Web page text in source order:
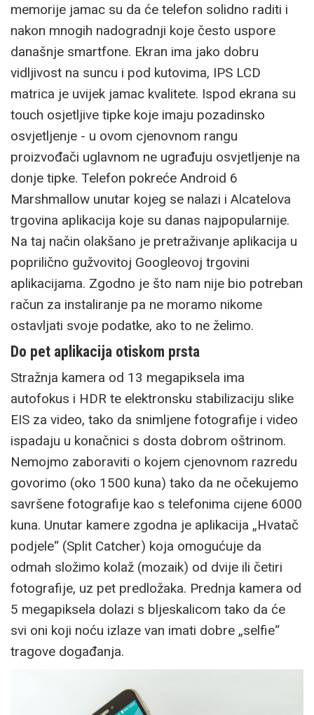
memorije jamac su da će telefon solidno raditi i
nakon mnogih nadogradnji koje često uspore
današnje smartfone. Ekran ima jako dobru
vidljivost na suncu i pod kutovima, IPS LCD
matrica je uvijek jamac kvalitete. Ispod ekrana su
touch osjetljive tipke koje imaju pozadinsko
osvjetljenje - u ovom cjenovnom rangu
proizvođači uglavnom ne ugrađuju osvjetljenje na
donje tipke. Telefon pokreće Android 6
Marshmallow unutar kojeg se nalazi i Alcatelova
trgovina aplikacija koje su danas najpopularnije.
Na taj način olakšano je pretraživanje aplikacija u
poprilično gužvovitoj Googleovoj trgovini
aplikacijama. Zgodno je što nam nije bio potreban
račun za instaliranje pa ne moramo nikome
ostavljati svoje podatke, ako to ne želimo.
Do pet aplikacija otiskom prsta
Stražnja kamera od 13 megapiksela ima
autofokus i HDR te elektronsku stabilizaciju slike
EIS za video, tako da snimljene fotografije i video
ispadaju u konačnici s dosta dobrom oštrinom.
Nemojmo zaboraviti o kojem cjenovnom razredu
govorimo (oko 1500 kuna) tako da ne očekujemo
savršene fotografije kao s telefonima cijene 6000
kuna. Unutar kamere zgodna je aplikacija „Hvatač
podjele“ (Split Catcher) koja omogućuje da
odmah složimo kolaž (mozaik) od dvije ili četiri
fotografije, uz pet predložaka. Prednja kamera od
5 megapiksela dolazi s bljeskalicom tako da će
svi oni koji noću izlaze van imati dobre „selfie“
tragove događanja.